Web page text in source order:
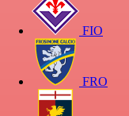
FIO
FRO